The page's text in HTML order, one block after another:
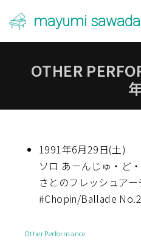
mayumi sawada
OTHER
1991年6月29日(土)
ソロ あーんじゅ・ど
さとのフレッシュア
#Chopin/Ballade No.2
Other Performance